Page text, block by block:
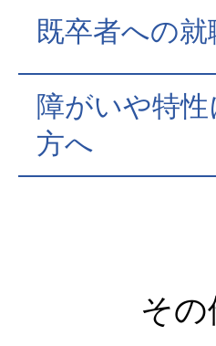
既卒者への就
障がいや特
方へ
そ